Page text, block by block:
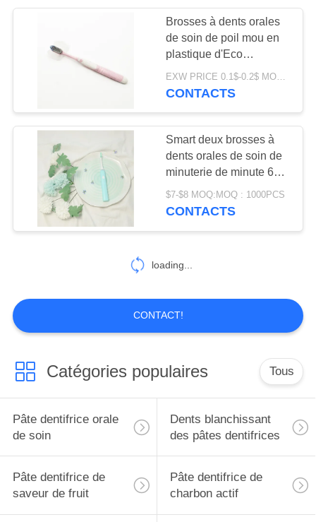
Dents blanchissant
des Tablettes
42
Collutoire oral de
25
Brosses à dents
orales de soin
88
Brosses à dents orales
de soin de poil mou en
plastique d'Eco
biodégradables
EXW PRICE 0.1$-0.2$ MOQ:30000pcs
CONTACTS
Smart deux brosses à
dents orales de soin de
minuterie de minute 6
modes rechargeables
$7-$8 MOQ:MOQ : 1000PCS
CONTACTS
loading...
CONTACT!
Catégories populaires Tous
Pâte dentifrice orale
de soin
Dents blanchissant
des pâtes dentifrices
Pâte dentifrice de
saveur de fruit
Pâte dentifrice de
charbon actif